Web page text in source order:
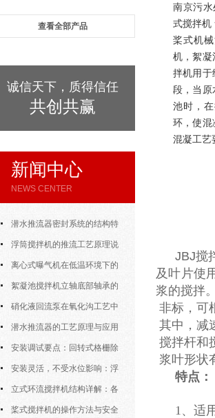
查看全部产品
诚信天下，质得信任
共创共赢
新闻中心
NEWS CENTER
潜水推流器密封系统的结构特
点与渗漏故障处理
浮筒搅拌机的推流工艺原理说
明 离心式曝气机在低温环境下的
运行特性与防冻措施
絮凝池搅拌机立轴底部轴承的
密封防水与免维护设计
硝化液回流泵在氧化沟工艺中
的布置位置对回流效果的影响
潜水推流器的工艺原理与应用
逻辑安装调试要点：回转式格栅除
污机的土建配合要求与水平度校准
安装灵活，不受水位影响：浮
筒式曝气机的结构优势与适用场景
立式环流搅拌机结构详解：各
部件的功能与协同
桨式搅拌机的操作方法与安全
南京污
式搅拌机
桨式机
机，絮凝
拌机用于
段，当原
池时，
环，使混
混凝工艺
JBJ搅
及叶片使
浆的搅拌
非标，可
其中，减
搅拌杆和
浆叶形状
特点：
1、适